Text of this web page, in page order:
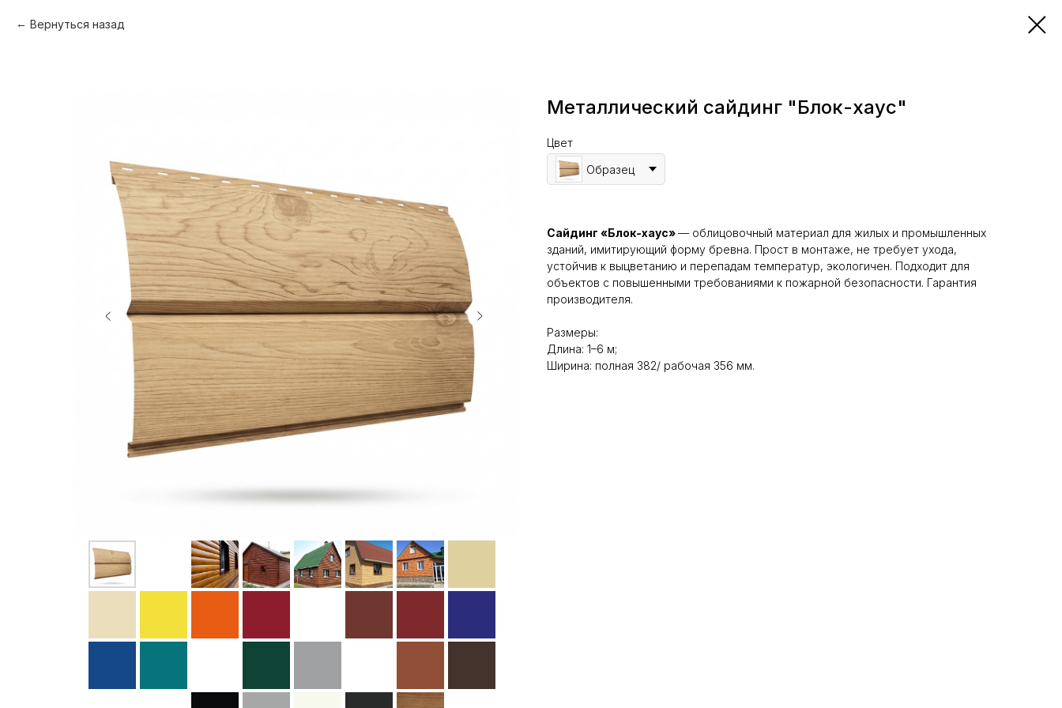
Вернуться назад
Металлический сайдинг "Блок-хаус"
Цвет
Образец
Сайдинг «Блок-хаус»— облицовочный материал для жилых и промышленных
зданий, имитирующий форму бревна. Прост в монтаже, не требует ухода,
устойчив к выцветанию и перепадам температур, экологичен. Подходит для
объектов с повышенными требованиями к пожарной безопасности. Гарантия
производителя.
Размеры:
Длина: 1–6 м;
Ширина: полная 382/ рабочая 356 мм.